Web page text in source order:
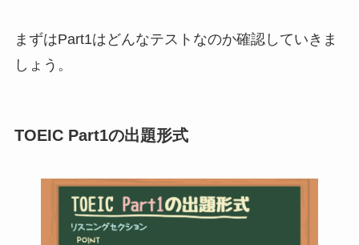
まずはPart1はどんなテストなのか確認していきま
しょう。
TOEIC Part1の出題形式